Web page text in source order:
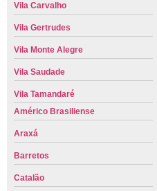
Vila Carvalho
Vila Gertrudes
Vila Monte Alegre
Vila Saudade
Vila Tamandaré
Américo Brasiliense
Araxá
Barretos
Catalão